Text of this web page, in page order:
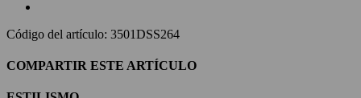
Código del artículo: 3501DSS264
COMPARTIR ESTE ARTÍCULO